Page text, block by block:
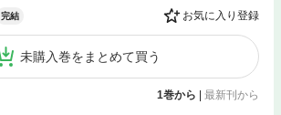
完結 お気に入り登録
未購入巻をまとめて買う
1巻から 最新刊から